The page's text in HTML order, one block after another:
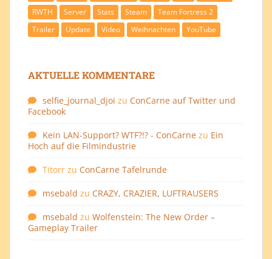
RWTH
Server Stats Steam
Team Fortress 2
Trailer
Update Video Weihnachten YouTube
AKTUELLE KOMMENTARE
selfie_journal_djoi zu ConCarne auf Twitter und
Facebook
Kein LAN-Support? WTF?!? - ConCarne zu Ein
Hoch auf die Filmindustrie
Titorr zu ConCarne Tafelrunde
msebald zu CRAZY, CRAZIER, LUFTRAUSERS
msebald zu Wolfenstein: The New Order –
Gameplay Trailer